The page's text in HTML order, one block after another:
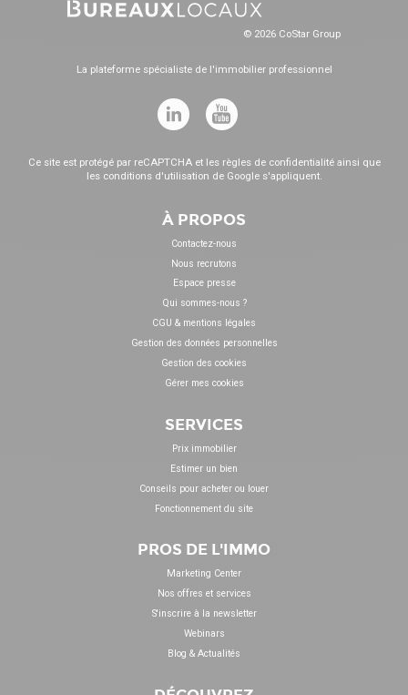
© 2026 CoStar Group
La plateforme spécialiste de l'immobilier professionnel
Ce site est protégé par reCAPTCHA et les règles de confidentialitéainsi que
les conditions d'utilisation de Google s'appliquent.
À PROPOS
Contactez-nous
Nous recrutons
Espace presse
Qui sommes-nous ?
CGU & mentions légales
Gestion des données personnelles
Gestion des cookies
Gérer mes cookies
SERVICES
Prix immobilier
Estimer un bien
Conseils pour acheter ou louer
Fonctionnement du site
PROS DE L'IMMO
Marketing Center
Nos offres et services
S'inscrire à la newsletter
Webinars
Blog & Actualités